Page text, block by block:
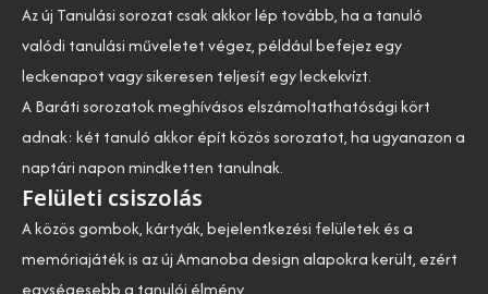
Az új Tanulási sorozat csak akkor lép tovább, ha a tanuló
valódi tanulási műveletet végez, például befejez egy
leckenapot vagy sikeresen teljesít egy leckekvízt.
A Baráti sorozatok meghívásos elszámoltathatósági kört
adnak: két tanuló akkor épít közös sorozatot, ha ugyanazon a
naptári napon mindketten tanulnak.
Felületi csiszolás
A közös gombok, kártyák, bejelentkezési felületek és a
memóriajáték is az új Amanoba design alapokra került, ezért
egységesebb a tanulói élmény.